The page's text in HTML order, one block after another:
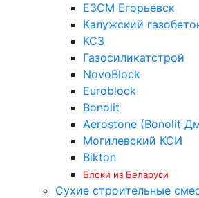
ЕЗСМ Егорьевск
Калужский
КСЗ
Газосиликатстрой
NovoBlock
Euroblock
Bonolit
Aerostone (Bonolit
Могилевский КСИ
Bikton
Блоки из Беларуси
Сухие строительные